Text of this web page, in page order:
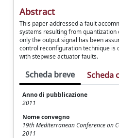
Abstract
This paper addressed a fault
systems resulting from quantization
only the output signal has been
control reconfiguration technique is
with stepwise actuator faults.
Scheda breve Scheda
Anno di pubblicazione
2011
Nome convegno
19th Mediterranean Conference on
2011